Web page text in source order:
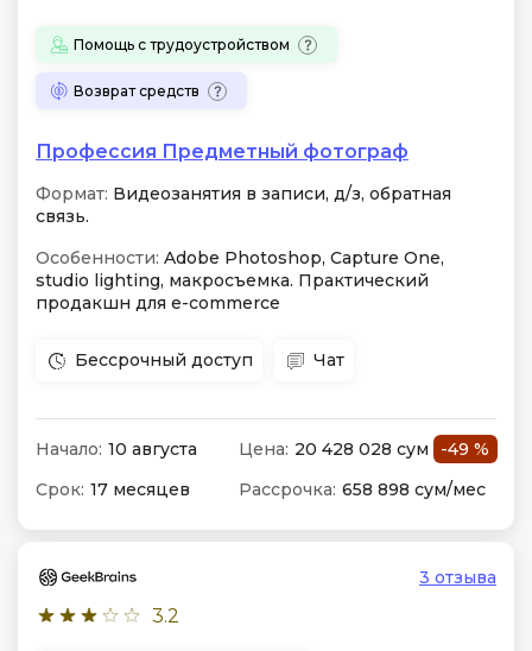
Помощь с трудоустройством
Возврат средств
Профессия Предметный фотограф
Формат: Видеозанятия в записи, д/з, обратная
связь.
Особенности: Adobe Photoshop, Capture One,
studio lighting, макросъемка. Практический
продакшн для e-commerce
Бессрочный доступ Чат
Начало: 10 августа Цена: 20 428 028 сум
-49 %
Срок: 17 месяцев Рассрочка: 658 898 сум/мес
3.2
3 отзыва